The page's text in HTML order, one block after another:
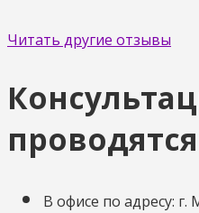
Читать другие отзывы
проводятся
В офисе по адресу: г.